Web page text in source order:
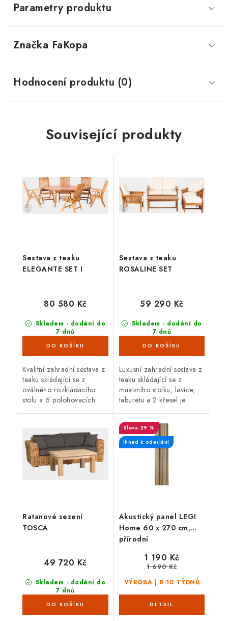
Parametry produktu
Značka FaKopa
Hodnocení produktu (0)
Související produkty
Sestava z teaku
ELEGANTE SET I
Skladem - dodání do
7 dnů
80 580 Kč
Kvalitní zahradní sestava z
teaku skládající se z
oválného rozkládacího
stolu a 6 polohovacích
dřevo je velice odolné
proti...
Sestava z teaku
ROSALINE SET
Skladem - dodání do
7 dnů
59 290 Kč
Luxusní zahradní sestava z
teaku skládající se z
masivního stolku, lavice,
taburetu a 2 křesel je
použití. Teakové dřevo je
velice odolné proti
vnějším...
Ratanové sezení
TOSCA
Skladem - dodání do
7 dnů
49 720 Kč
Akustický panel LEGI
Home 60 x 270 cm,
přírodní
29 %
Ihned k odeslání
VÝROBA | 8-10 TÝDNŮ
1 190 Kč
1 690 Kč